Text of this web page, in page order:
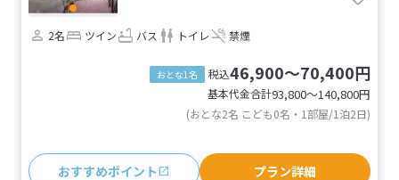
2名 ツイン バス トイレ 禁煙
おとな1名 税込46,900～70,400円
基本代金合計93,800〜140,800円
(おとな2名 こども0名・1部屋/1泊2日)
おすすめポイント プラン詳細